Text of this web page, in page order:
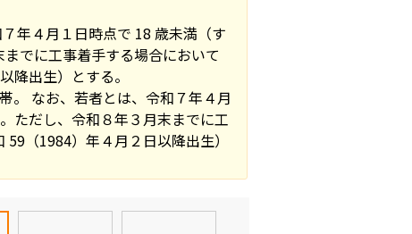
年４月１日時点で 18 歳未満（す
でに工事着手する場合において
降出生）とする。
。 なお、若者とは、令和７年４月
ただし、令和８年３月末までに工
（1984）年４月２日以降出生）